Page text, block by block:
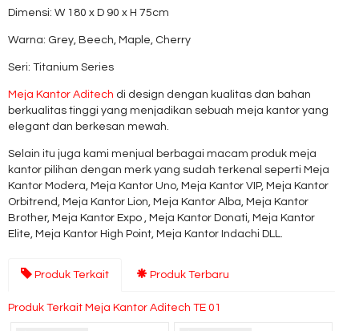
Dimensi: W 180 x D 90 x H 75cm
Warna: Grey, Beech, Maple, Cherry
Seri: Titanium Series
Meja Kantor Aditech di design dengan kualitas dan bahan
berkualitas tinggi yang menjadikan sebuah meja kantor yang
elegant dan berkesan mewah.
Selain itu juga kami menjual berbagai macam produk meja
kantor pilihan dengan merk yang sudah terkenal seperti Meja
Kantor Modera, Meja Kantor Uno, Meja Kantor VIP, Meja Kantor
Orbitrend, Meja Kantor Lion, Meja Kantor Alba, Meja Kantor
Brother, Meja Kantor Expo , Meja Kantor Donati, Meja Kantor
Elite, Meja Kantor High Point, Meja Kantor Indachi DLL.
Produk Terkait Produk Terbaru
Produk Terkait Meja Kantor Aditech TE 01